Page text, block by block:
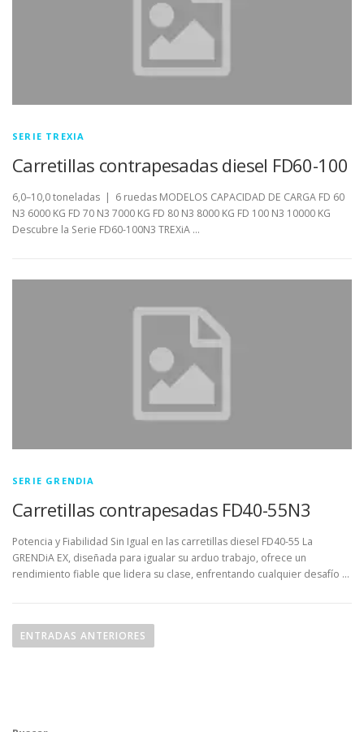
SERIE TREXIA
Carretillas contrapesadas diesel FD60-100
6,0–10,0 toneladas | 6 ruedas MODELOS CAPACIDAD DE CARGA FD 60
N3 6000 KG FD 70 N3 7000 KG FD 80 N3 8000 KG FD 100 N3 10000 KG
Descubre la Serie FD60-100N3 TREXiA …
SERIE GRENDIA
Carretillas contrapesadas FD40-55N3
Potencia y Fiabilidad Sin Igual en las carretillas diesel FD40-55 La
GRENDiA EX, diseñada para igualar su arduo trabajo, ofrece un
rendimiento fiable que lidera su clase, enfrentando cualquier desafío …
aENTRADAS ANTERIORES